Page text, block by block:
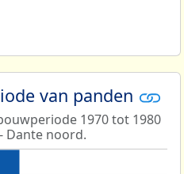
van panden
1970 tot 1980
Dante noord.